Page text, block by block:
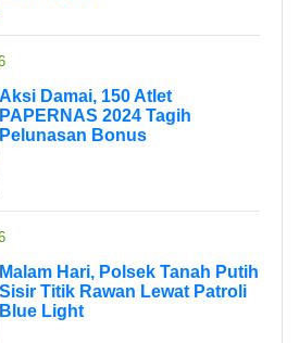
Aksi Damai, 150 Atlet
PAPERNAS 2024 Tagih
Pelunasan Bonus
Malam Hari, Polsek Tanah Putih
Sisir Titik Rawan Lewat Patroli
Blue Light